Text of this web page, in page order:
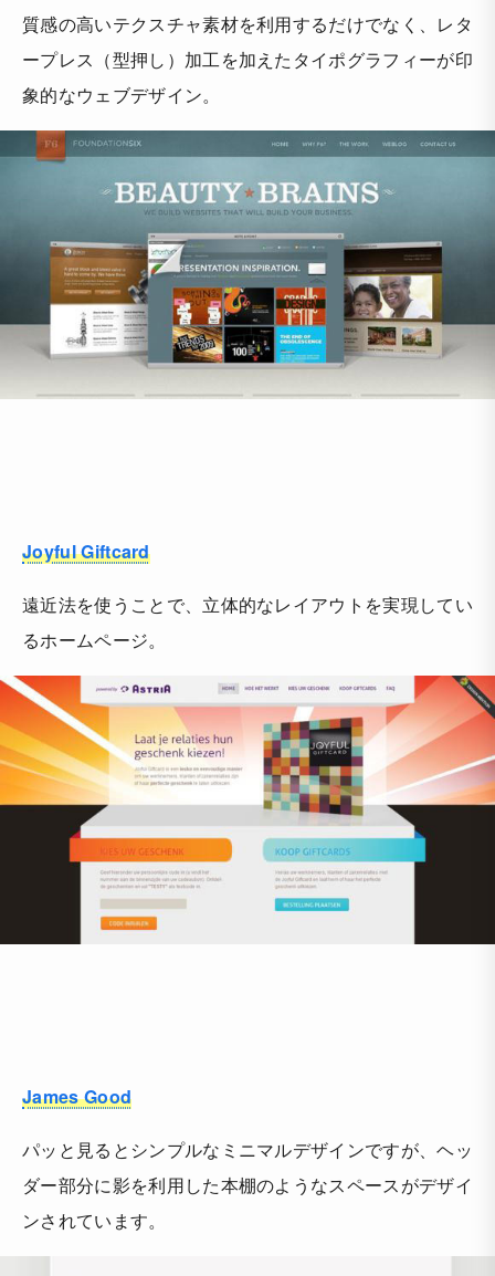
質感の高いテクスチャ素材を利用するだけでなく、レタ
ープレス（型押し）加工を加えたタイポグラフィーが印
象的なウェブデザイン。
Joyful Giftcard
遠近法を使うことで、立体的なレイアウトを実現してい
るホームページ。
James Good
パッと見るとシンプルなミニマルデザインですが、ヘッ
ダー部分に影を利用した本棚のようなスペースがデザイ
ンされています。